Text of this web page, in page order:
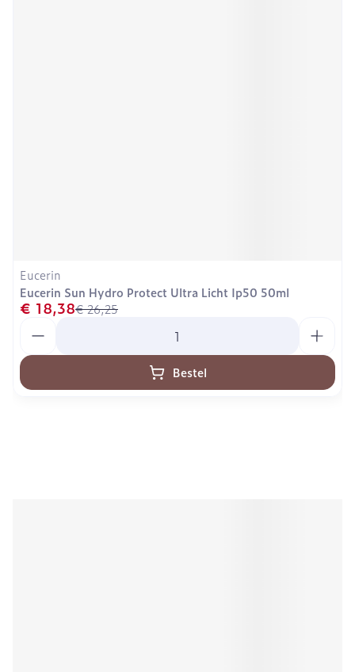
Eucerin
Eucerin Sun Hydro Protect Ultra Licht Ip50 50ml
€ 26,25
€ 18,38
Bestel